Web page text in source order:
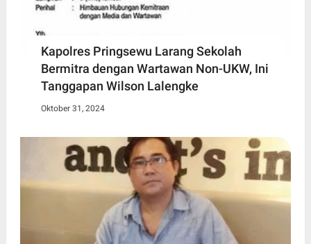
Kapolres Pringsewu Larang Sekolah
Bermitra dengan Wartawan Non-UKW, Ini
Tanggapan Wilson Lalengke
Oktober 31, 2024